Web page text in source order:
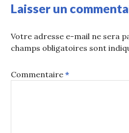
Laisser un
Votre adresse e-mail ne sera
champs obligatoires sont
Commentaire*